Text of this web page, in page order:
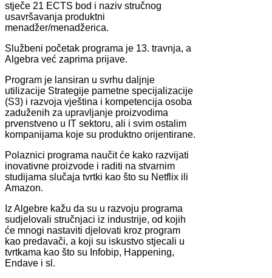
stječe 21 ECTS bod i naziv stručnog
usavršavanja produktni
menadžer/menadžerica.
Službeni početak programa je 13. travnja, a
Algebra već zaprima prijave.
Program je lansiran u svrhu daljnje
utilizacije Strategije pametne specijalizacije
(S3) i razvoja vještina i kompetencija osoba
zaduženih za upravljanje proizvodima
prvenstveno u IT sektoru, ali i svim ostalim
kompanijama koje su produktno orijentirane.
Polaznici programa naučit će kako razvijati
inovativne proizvode i raditi na stvarnim
studijama slučaja tvrtki kao što su Netflix ili
Amazon.
Iz Algebre kažu da su u razvoju programa
sudjelovali stručnjaci iz industrije, od kojih
će mnogi nastaviti djelovati kroz program
kao predavači, a koji su iskustvo stjecali u
tvrtkama kao što su Infobip, Happening,
Endave i sl.